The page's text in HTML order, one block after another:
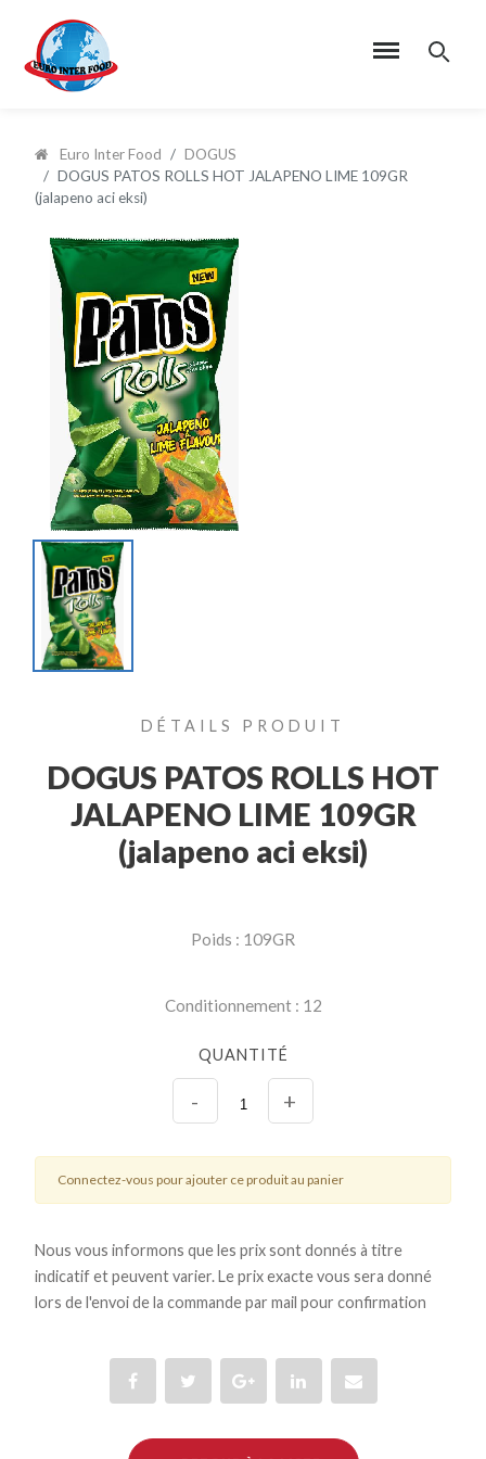
Euro Inter Food
DOGUS
DOGUS PATOS ROLLS HOT JALAPENO LIME 109GR
(jalapeno aci eksi)
DÉTAILS PRODUIT
DOGUS PATOS ROLLS HOT
JALAPENO LIME 109GR
(jalapeno aci eksi)
Poids : 109GR
Conditionnement : 12
QUANTITÉ
- +
Connectez-vous pour ajouter ce produit au panier
Nous vous informons que les prix sont donnés à titre
indicatif et peuvent varier. Le prix exacte vous sera donné
lors de l'envoi de la commande par mail pour confirmation